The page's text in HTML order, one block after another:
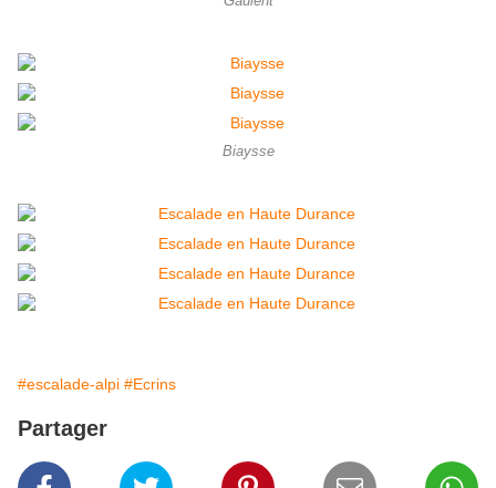
Biaysse
#escalade-alpi #Ecrins
Partager